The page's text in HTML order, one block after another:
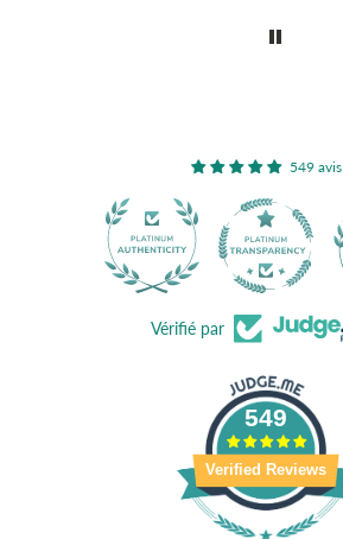
549 avis
Vérifié par
549
Verified Reviews